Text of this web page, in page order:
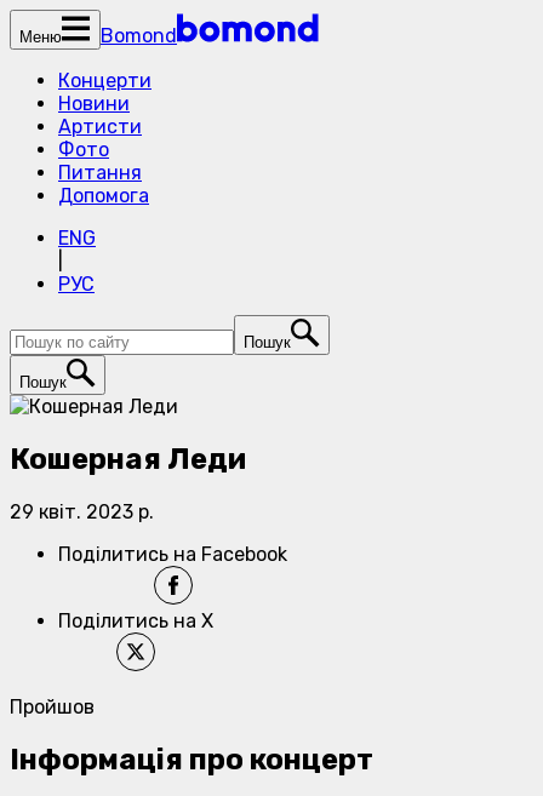
Меню
Bomond
Концерти
Новини
Артисти
Фото
Питання
Допомога
ENG
РУС
Пошук
Пошук
Кошерная Леди
29 квіт. 2023 р.
Поділитись на Facebook
Поділитись на X
Пройшов
Інформація про концерт